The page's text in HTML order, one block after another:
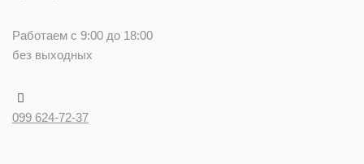
Работаем с 9:00 до 18:00
без выходных
099 624-72-37